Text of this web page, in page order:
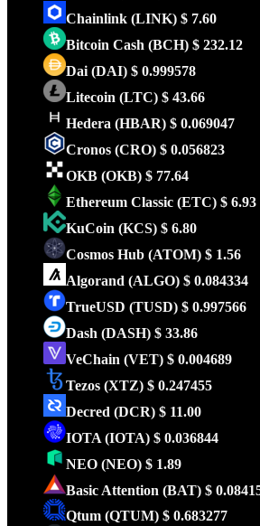
Chainlink (LINK) $ 7.60
Bitcoin Cash (BCH) $ 232.12
Dai (DAI) $ 0.999578
Litecoin (LTC) $ 43.66
Hedera (HBAR) $ 0.069047
Cronos (CRO) $ 0.056823
OKB (OKB) $ 77.64
Ethereum Classic (ETC) $ 6.93
KuCoin (KCS) $ 6.80
Cosmos Hub (ATOM) $ 1.56
Algorand (ALGO) $ 0.084334
TrueUSD (TUSD) $ 0.997566
Dash (DASH) $ 33.86
VeChain (VET) $ 0.004689
Tezos (XTZ) $ 0.247455
Decred (DCR) $ 11.00
IOTA (IOTA) $ 0.036844
NEO (NEO) $ 1.89
Basic Attention (BAT) $
Qtum (QTUM) $ 0.683277